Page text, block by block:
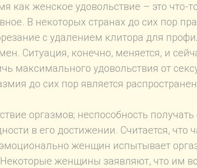
как женское удовольствие – это что-
В некоторых странах до сих пор
с удалением клитора для
Ситуация, конечно, меняется, и
максимального удовольствия от
до сих пор является
оргазмов; неспособность
в его достижении. Считается, что
женщин испытывает
женщины заявляют, что им